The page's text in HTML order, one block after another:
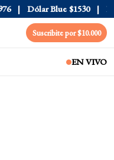
Dólar Blue $1530
Suscribite por $10.000
EN VIVO